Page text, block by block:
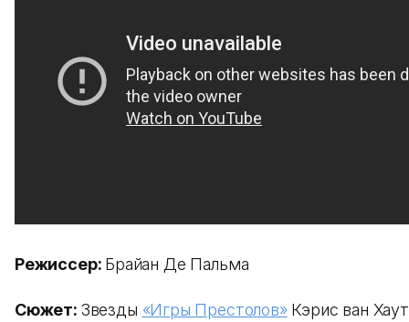
Режиссер: Брайан Де Пальма
Сюжет: Звезды «Игры Престолов»Кэрис ван